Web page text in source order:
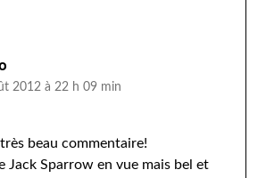
2012 à 22 h 09 min
beau commentaire!
Jack Sparrow en vue mais bel et